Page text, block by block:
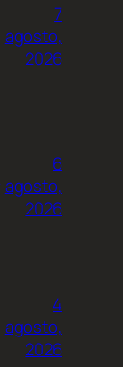
7
agosto,
2026
6
agosto,
2026
4
agosto,
2026